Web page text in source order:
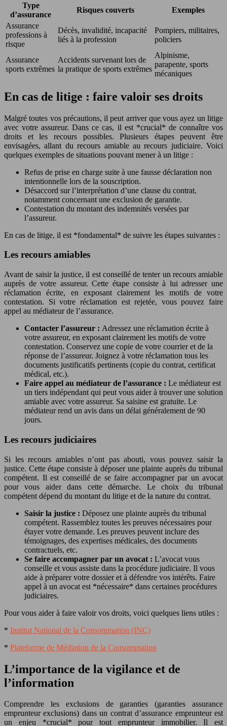
Type
d’assurance
Risques couverts
Exemples
Assurance
professions à
risque
Décès, invalidité, incapacité
liés à la profession
Pompiers, militaires,
policiers
Assurance
sports extrêmes
Accidents survenant lors de
la pratique de sports extrêmes
Alpinisme,
parapente, sports
mécaniques
En cas de litige : faire valoir ses droits
Malgré toutes vos précautions, il peut arriver que vous ayez un litige
avec votre assureur. Dans ce cas, il est *crucial* de connaître vos
droits et les recours possibles. Plusieurs étapes peuvent être
envisagées, allant du recours amiable au recours judiciaire. Voici
quelques exemples de situations pouvant mener à un litige :
Refus de prise en charge suite à une fausse déclaration non
intentionnelle lors de la souscription.
Désaccord sur l’interprétation d’une clause du contrat,
notamment concernant une exclusion de garantie.
Contestation du montant des indemnités versées par
l’assureur.
En cas de litige, il est *fondamental* de suivre les étapes suivantes :
Les recours amiables
Avant de saisir la justice, il est conseillé de tenter un recours amiable
auprès de votre assureur. Cette étape consiste à lui adresser une
réclamation écrite, en exposant clairement les motifs de votre
contestation. Si votre réclamation est rejetée, vous pouvez faire
appel au médiateur de l’assurance.
Contacter l’assureur : Adressez une réclamation écrite à
votre assureur, en exposant clairement les motifs de votre
contestation. Conservez une copie de votre courrier et de la
réponse de l’assureur. Joignez à votre réclamation tous les
documents justificatifs pertinents (copie du contrat, certificat
médical, etc.).
Faire appel au médiateur de l’assurance : Le médiateur est
un tiers indépendant qui peut vous aider à trouver une solution
amiable avec votre assureur. Sa saisine est gratuite. Le
médiateur rend un avis dans un délai généralement de 90
jours.
Les recours judiciaires
Si les recours amiables n’ont pas abouti, vous pouvez saisir la
justice. Cette étape consiste à déposer une plainte auprès du tribunal
compétent. Il est conseillé de se faire accompagner par un avocat
pour vous aider dans cette démarche. Le choix du tribunal
compétent dépend du montant du litige et de la nature du contrat.
Saisir la justice : Déposez une plainte auprès du tribunal
compétent. Rassemblez toutes les preuves nécessaires pour
étayer votre demande. Les preuves peuvent inclure des
témoignages, des expertises médicales, des documents
contractuels, etc.
Se faire accompagner par un avocat : L’avocat vous
conseille et vous assiste dans la procédure judiciaire. Il vous
aide à préparer votre dossier et à défendre vos intérêts. Faire
appel à un avocat est *nécessaire* dans certaines procédures
judiciaires.
Pour vous aider à faire valoir vos droits, voici quelques liens utiles :
* Institut National de la Consommation (INC)
* Plateforme de Médiation de la Consommation
L’importance de la vigilance et de
l’information
Comprendre les exclusions de garanties (garanties assurance
emprunteur exclusions) dans un contrat d’assurance emprunteur est
un enjeu *crucial* pour tout emprunteur immobilier. Il est